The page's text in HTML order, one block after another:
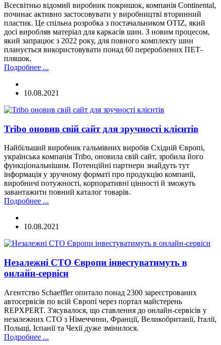
Всесвітньо відомий виробник покришок, компанія Continental,
починає активно застосовувати у виробництві вторинний
пластик. Це спільна розробка з постачальником OTIZ, який
досі виробляв матеріал для каркасів шин. З новим процесом,
який запрацює з 2022 року, для повного комплекту шин
планується використовувати понад 60 перероблених ПЕТ-
пляшок.
Подробнее ...
10.08.2021
Tribo оновив свій сайт для зручності клієнтів
Найбільший виробник гальмівних виробів Східній Європі,
українська компанія Tribo, оновила свій сайт, зробила його
функціональнішим. Потенційні партнери знайдуть тут
інформація у зручному форматі про продукцію компанії,
виробничі потужності, корпоративні цінності й зможуть
завантажити повний каталог товарів.
Подробнее ...
10.08.2021
Незалежні СТО Європи інвестуватимуть в
онлайн-сервіси
Агентство Schaeffler опитало понад 2300 зареєстрованих
автосервісів по всій Європі через портал майстерень
REPXPERT. З'ясувалося, що ставлення до онлайн-сервісів у
незалежних СТО з Німеччини, Франції, Великобританії, Італії,
Польщі, Іспанії та Чехії дуже змінилося.
Подробнее ...